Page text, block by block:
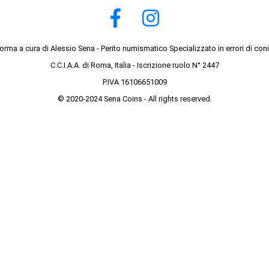
a cura di Alessio Sena - Perito numismatico Specializzato in errori di
C.C.I.A.A. di Roma, Italia - Iscrizione ruolo N° 2447
P.IVA 16106651009
© 2020-2024 Sena Coins - All rights reserved.